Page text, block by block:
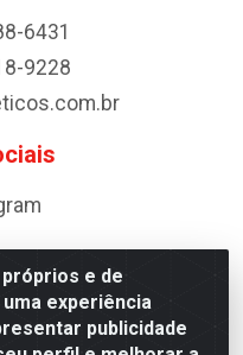
e de
experiência
publicidade
6431
9228
LTDA - BA-052,
44600-000 - CNPJ